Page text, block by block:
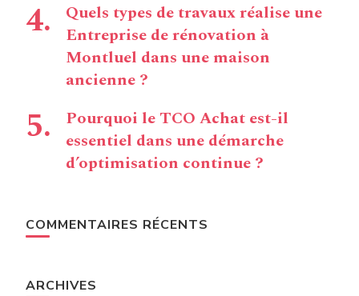
Quels types de travaux réalise une
Entreprise de rénovation à
Montluel dans une maison
ancienne ?
Pourquoi le TCO Achat est-il
essentiel dans une démarche
d’optimisation continue ?
COMMENTAIRES RÉCENTS
ARCHIVES